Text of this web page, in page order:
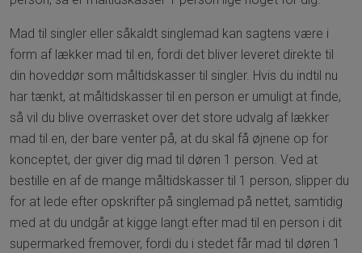
Mad til singler eller såkaldt singlemad kan sagtens være i
form af lækker mad til en, fordi det bliver leveret direkte til
din hoveddør som måltidskasser til singler. Hvis du indtil nu
har tænkt, at måltidskasser til en person er umuligt at finde,
så vil du blive overrasket over det store udvalg af lækker
mad til en, der bare venter på, at du skal få øjnene op for
konceptet, der giver dig mad til døren 1 person. Ved at
bestille en af de mange måltidskasser til 1 person, slipper du
for at lede efter opskrifter på singlemad på nettet, samtidig
med at du undgår at kigge langt efter mad til en person i dit
supermarked fremover, fordi du i stedet får mad til døren 1